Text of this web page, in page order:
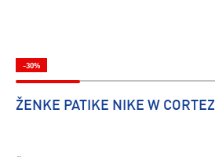
-30%
ŽENKE PATIKE NIKE W CORTEZ